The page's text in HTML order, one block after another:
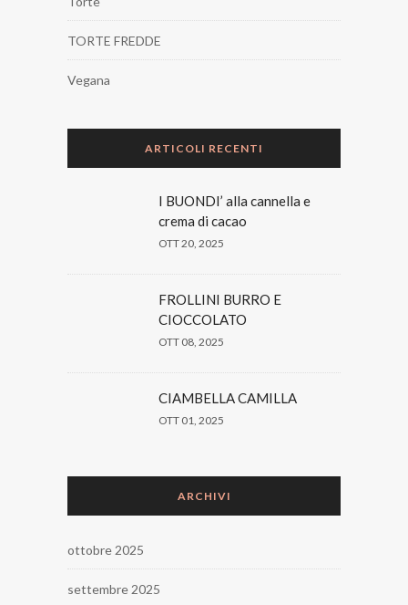
TORTE FREDDE
Vegana
ARTICOLI RECENTI
I BUONDI’ alla cannella e
crema di cacao
OTT 20, 2025
FROLLINI BURRO E
CIOCCOLATO
OTT 08, 2025
CIAMBELLA CAMILLA
OTT 01, 2025
ARCHIVI
ottobre 2025
settembre 2025